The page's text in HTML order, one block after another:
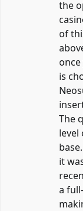
the
of
is
The
level
it
a